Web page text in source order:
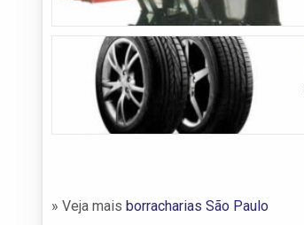
» Veja mais borracharias São Paulo